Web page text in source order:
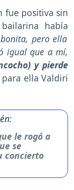
fue positiva sin
había
pero ella
igual que a mí,
y pierde
ella Valdiri
le rogó a
se
concierto